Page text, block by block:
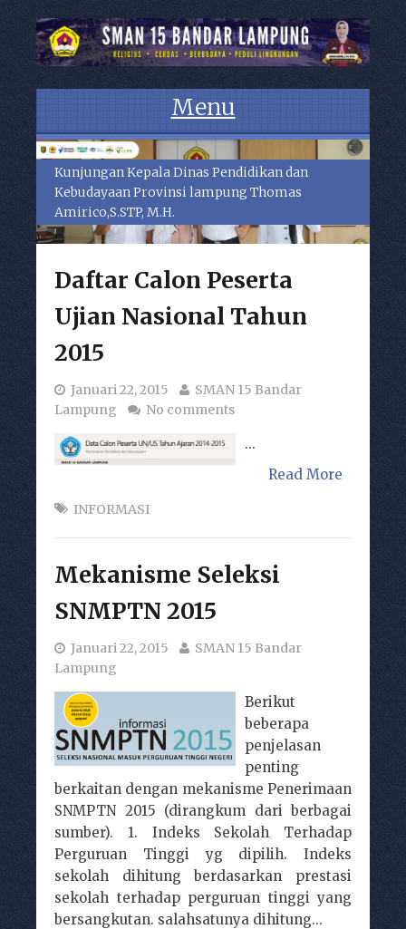
Menu
Skip to content
Kunjungan Kepala Dinas Pendidikan dan
Kebudayaan Provinsi lampung Thomas
Amirico,S.STP, M.H.
Daftar Calon Peserta
Ujian Nasional Tahun
2015
Januari 22, 2015
SMAN 15 Bandar
Lampung
No comments
...
Read More
INFORMASI
Mekanisme Seleksi
SNMPTN 2015
Januari 22, 2015
SMAN 15 Bandar
Lampung
Berikut
beberapa
penjelasan
penting
berkaitan dengan mekanisme Penerimaan
SNMPTN 2015 (dirangkum dari berbagai
sumber). 1. Indeks Sekolah Terhadap
Perguruan Tinggi yg dipilih. Indeks
sekolah dihitung berdasarkan prestasi
sekolah terhadap perguruan tinggi yang
bersangkutan. salahsatunya dihitung...